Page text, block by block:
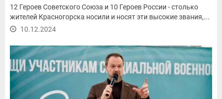
12 Героев Советского Союза и 10 Героев России - столько
жителей Красногорска носили и носят эти высокие звания,...
10.12.2024